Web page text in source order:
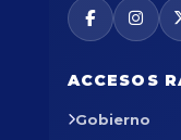
ACCESOS
Gobierno